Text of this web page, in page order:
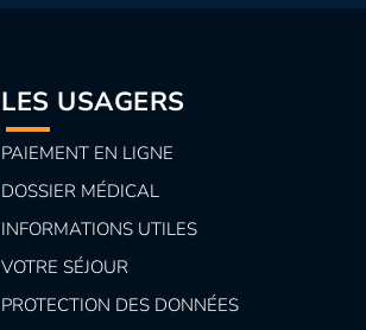
LES USAGERS
PAIEMENT EN LIGNE
DOSSIER MÉDICAL
INFORMATIONS UTILES
VOTRE SÉJOUR
PROTECTION DES DONNÉES